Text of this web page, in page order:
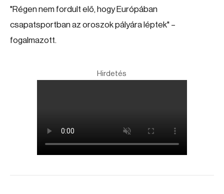
"Régen nem fordult elő, hogy Európában
csapatsportban az oroszok pályára léptek" –
fogalmazott.
Hirdetés